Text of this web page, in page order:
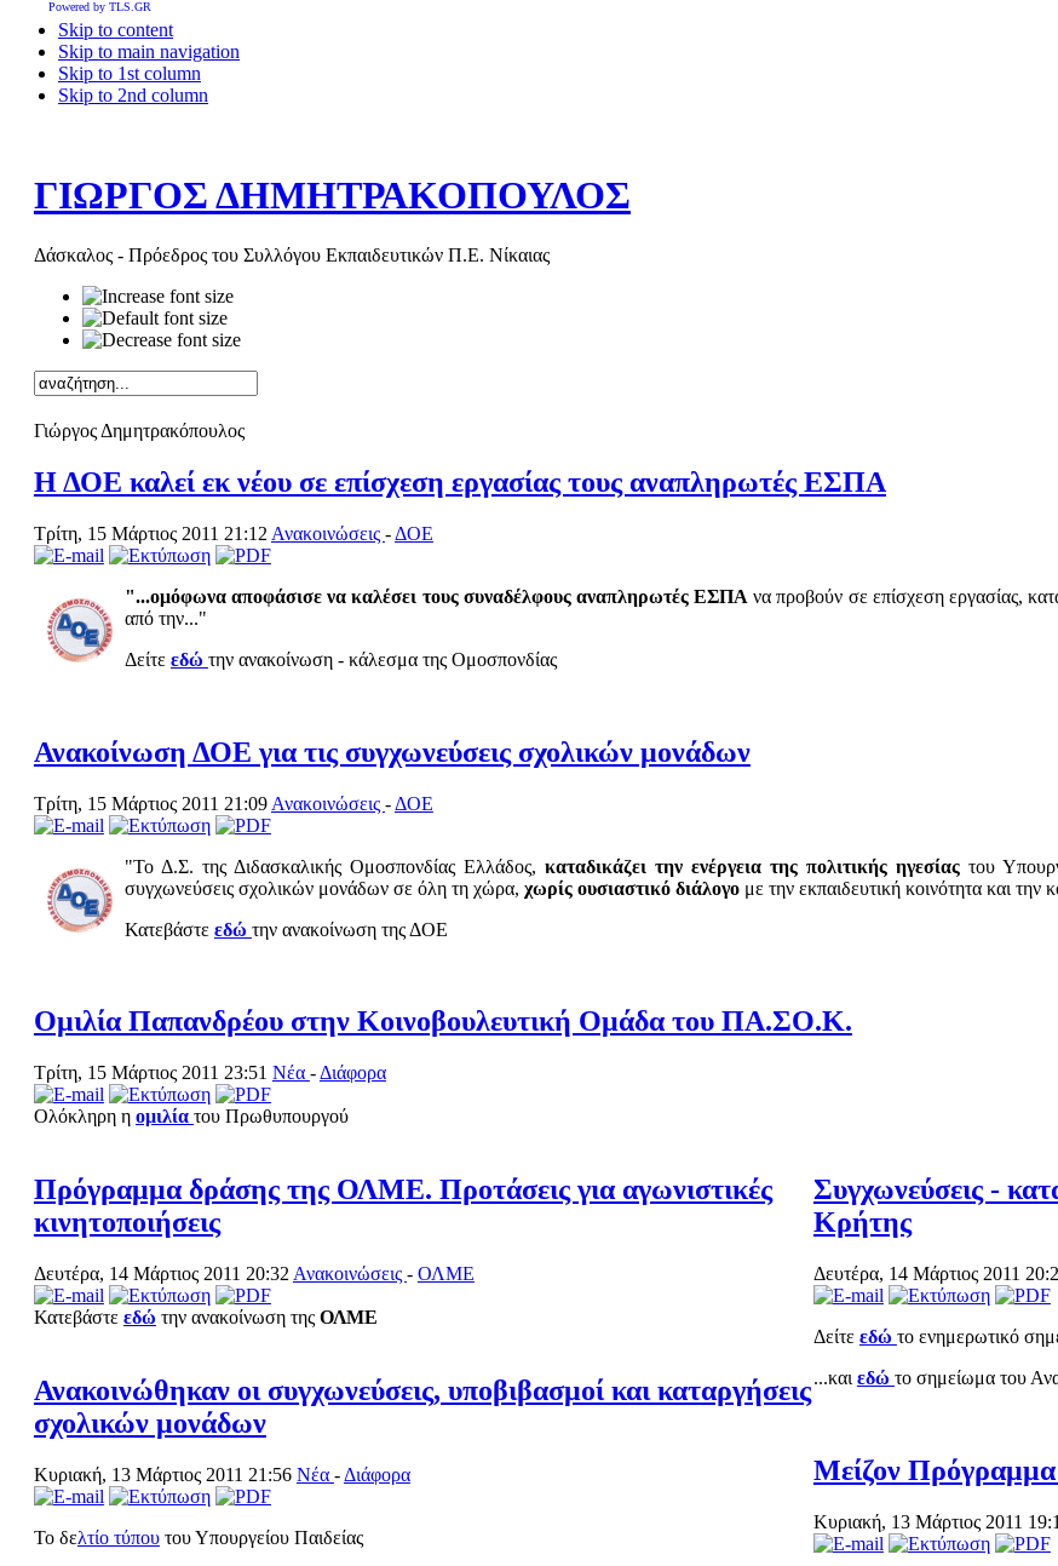
Skip to content
Skip to main navigation
Skip to 1st column
Skip to 2nd column
ΓΙΩΡΓΟΣ ΔΗΜΗΤΡΑΚΟΠΟΥΛΟΣ
Δάσκαλος - Πρόεδρος του Συλλόγου Εκπαιδευτικών Π.Ε. Νίκαιας
Γιώργος Δημητρακόπουλος
Η ΔΟΕ καλεί εκ νέου σε επίσχεση εργασίας τους αναπληρωτές ΕΣΠΑ
Τρίτη, 15 Μάρτιος 2011 21:12 Ανακοινώσεις - ΔΟΕ
"...ομόφωνα αποφάσισε να καλέσει τους συναδέλφους αναπληρωτές ΕΣΠΑ να προβούν σε επίσχεση εργασίας,
από την..."
Δείτε εδώ την ανακοίνωση - κάλεσμα της Ομοσπονδίας
Ανακοίνωση ΔΟΕ για τις συγχωνεύσεις σχολικών μονάδων
Τρίτη, 15 Μάρτιος 2011 21:09 Ανακοινώσεις - ΔΟΕ
"Το Δ.Σ. της Διδασκαλικής Ομοσπονδίας Ελλάδος, καταδικάζει την ενέργεια της πολιτικής ηγεσίας του
συγχωνεύσεις σχολικών μονάδων σε όλη τη χώρα, χωρίς ουσιαστικό διάλογο με την εκπαιδευτική κοινότητα και την
Κατεβάστε εδώ την ανακοίνωση της ΔΟΕ
Ομιλία Παπανδρέου στην Κοινοβουλευτική Ομάδα του ΠΑ.ΣΟ.Κ.
Τρίτη, 15 Μάρτιος 2011 23:51 Νέα - Διάφορα
Ολόκληρη η ομιλία του Πρωθυπουργού
Πρόγραμμα δράσης της ΟΛΜΕ. Προτάσεις για αγωνιστικές
κινητοποιήσεις
Δευτέρα, 14 Μάρτιος 2011 20:32 Ανακοινώσεις - ΟΛΜΕ
Κατεβάστε εδώ την ανακοίνωση της ΟΛΜΕ
Ανακοινώθηκαν οι συγχωνεύσεις, υποβιβασμοί και καταργήσεις
σχολικών μονάδων
Κυριακή, 13 Μάρτιος 2011 21:56 Νέα - Διάφορα
Το δελτίο τύπουτου Υπουργείου Παιδείας
Συγχωνεύσεις -
Κρήτης
Δευτέρα, 14 Μάρτιος 2011
Δείτε εδώ το ενημερωτικό
...και εδώ το σημείωμα του
Μείζον
Κυριακή, 13 Μάρτιος 2011
Powered by TLS.GR